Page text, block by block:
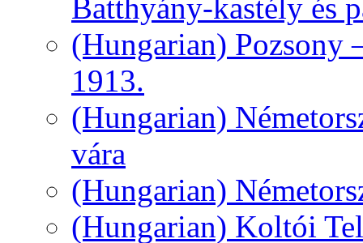
Batthyány-kastély és
(Hungarian) Pozsony
1913.
(Hungarian)
vára
(Hungarian)
(Hungarian) Koltói